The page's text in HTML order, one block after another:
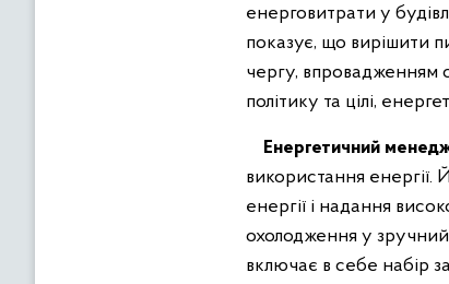
енерговитрати у
показує, що вирішити
чергу, впровадженням
політику та цілі,
Енергетичний
використання
енергії і надання
охолодження у
включає в себе набір